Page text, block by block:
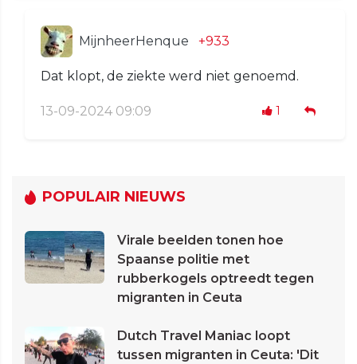
MijnheerHenque +933
Dat klopt, de ziekte werd niet genoemd.
13-09-2024 09:09 1
POPULAIR NIEUWS
Virale beelden tonen hoe
Spaanse politie met
rubberkogels optreedt tegen
migranten in Ceuta
Dutch Travel Maniac loopt
tussen migranten in Ceuta: 'Dit